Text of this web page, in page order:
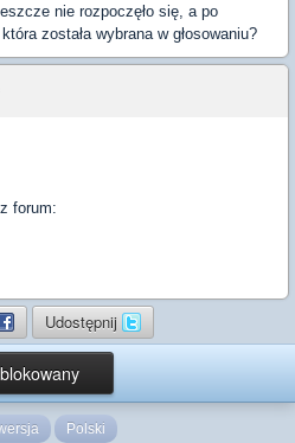
nie rozpoczęło się, a po
została wybrana w głosowaniu?
forum:
Udostępnij
Polski